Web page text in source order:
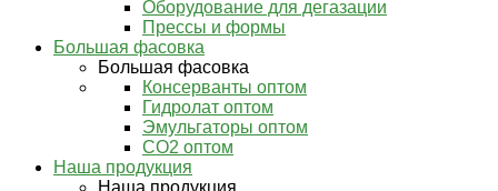
Оборудование для дегазации
Прессы и формы
Большая фасовка
Большая фасовка
Консерванты оптом
Гидролат оптом
Эмульгаторы оптом
СО2 оптом
Наша продукция
Наша продукция